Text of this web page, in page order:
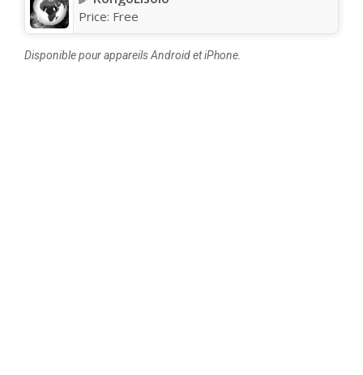
Price: Free
Disponible pour appareils Android et iPhone.